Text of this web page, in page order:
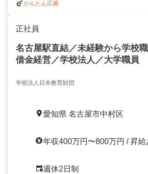
かんたん応募
正社員
名古屋駅直結／未経験から学校
借金経営／学校法人／大学職員
学校法人日本教育財団
愛知県 名古屋市中村区
年収400万円〜800万円 / 昇給
週休2日制